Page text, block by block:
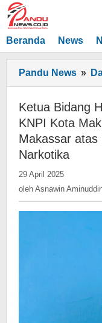
Lewati
ke
konten
Beranda News
Pandu News »
Ketua Bidang
KNPI Kota
Makassar
Narkotika
29 April 2025
Asnawin
oleh Asnawin